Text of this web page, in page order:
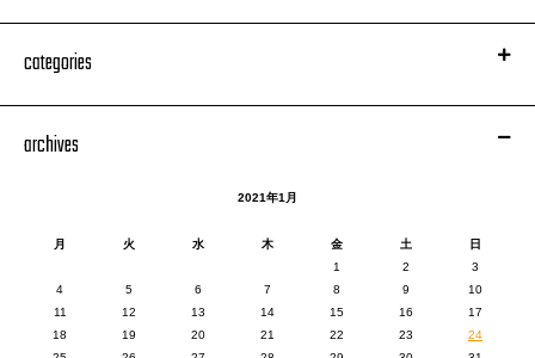
こちらはGenre Bndr Youtubeの企画で日本各地のScratch DJたちのフリー
かなりのレベルの名だたるスクラッチャーたちが結構参加していて、はっき
手首を何度も痛めながら、
categories
archives
2021年1月
月 火 水 木 金 土
日
1
2
3
4
5 6 7 8 9
10
11
12 13 14 15 16
17
18
19 20 21 22 23
24